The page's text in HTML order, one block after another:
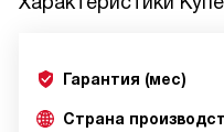
Гарантия (мес)
Страна